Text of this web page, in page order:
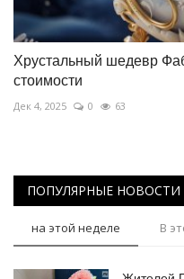
Хрустальный шедевр
стоимости
Дек 4, 2025 0 63
ПОПУЛЯРНЫЕ НОВОСТИ
на этой неделе В